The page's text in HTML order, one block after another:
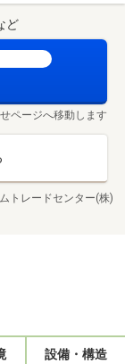
ど
ページへ移動します
トレードセンター(株)
設備・構造